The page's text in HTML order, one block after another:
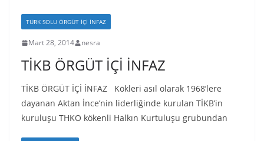
TÜRK SOLU ÖRGÜT İÇI İNFAZ
Mart 28, 2014 nesra
TİKB ÖRGÜT İÇİ İNFAZ
TİKB ÖRGÜT İÇİ İNFAZ Kökleri asıl olarak 1968’lere
dayanan Aktan İnce’nin liderliğinde kurulan TİKB’in
kuruluşu THKO kökenli Halkın Kurtuluşu grubundan